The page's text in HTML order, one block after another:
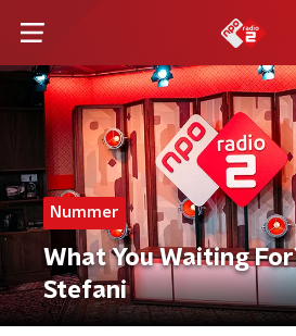
Nummer
What You Waiting
Stefani